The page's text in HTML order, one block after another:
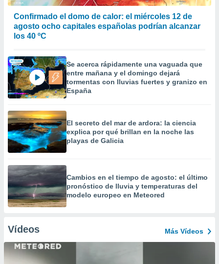
Confirmado el domo de calor: el miércoles 12 de
agosto ocho capitales españolas podrían alcanzar
los 40 ºC
Se acerca rápidamente una vaguada que
entre mañana y el domingo dejará
tormentas con lluvias fuertes y granizo en
España
El secreto del mar de ardora: la ciencia
explica por qué brillan en la noche las
playas de Galicia
Cambios en el tiempo de agosto: el último
pronóstico de lluvia y temperaturas del
modelo europeo en Meteored
Vídeos Más Vídeos